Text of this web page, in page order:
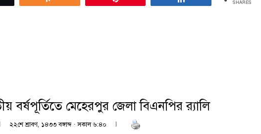
SHARES
বর্ষপূর্তিতে মেহেরপুর জেলা বিএনপির র‍্যালি
২২শে শ্রাবণ, ১৪৩৩ বঙ্গাব্দ · সকাল ৬:৪০